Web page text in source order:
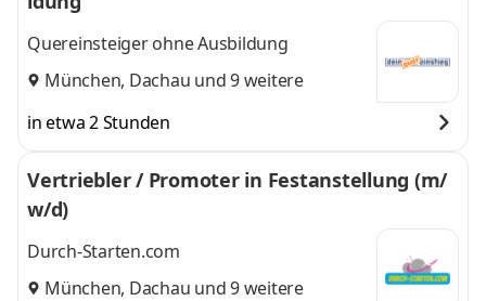
Quereinsteiger ohne Ausbildung
München, Dachau und 9 weitere
in etwa 2 Stunden
Vertriebler / Promoter in Festanstellung (m/
w/d)
Durch-Starten.com
München, Dachau und 9 weitere